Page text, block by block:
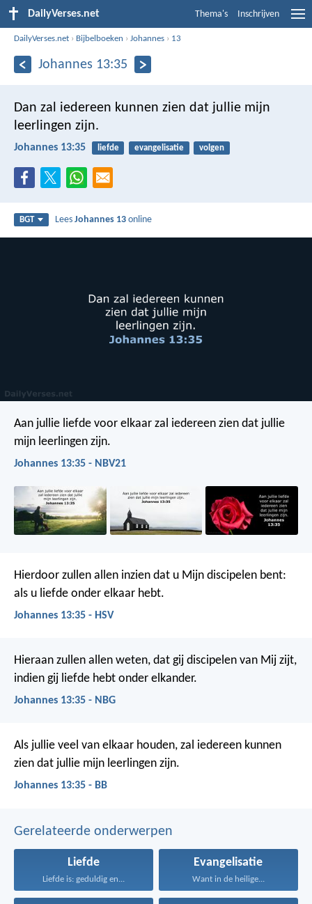
DailyVerses.net Thema's Inschrijven
DailyVerses.net › Bijbelboeken ›Johannes › 13
Johannes 13:35
Dan zal iedereen kunnen zien dat jullie mijn
leerlingen zijn.
Johannes 13:35 liefde evangelisatie volgen
BGT LeesJohannes 13 online
Aan jullie liefde voor elkaar zal iedereen zien dat jullie
mijn leerlingen zijn.
Johannes 13:35 - NBV21
Hierdoor zullen allen inzien dat u Mijn discipelen bent:
als u liefde onder elkaar hebt.
Johannes 13:35 - HSV
Hieraan zullen allen weten, dat gij discipelen van Mij zijt,
indien gij liefde hebt onder elkander.
Johannes 13:35 - NBG
Als jullie veel van elkaar houden, zal iedereen kunnen
zien dat jullie mijn leerlingen zijn.
Johannes 13:35 - BB
Gerelateerde onderwerpen
Liefde
Liefde is: geduldig en...
Evangelisatie
Want in de heilige...